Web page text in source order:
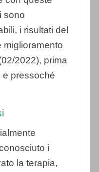
sono
i risultati del
miglioramento
2022), prima
e pressoché
i
la terapia,